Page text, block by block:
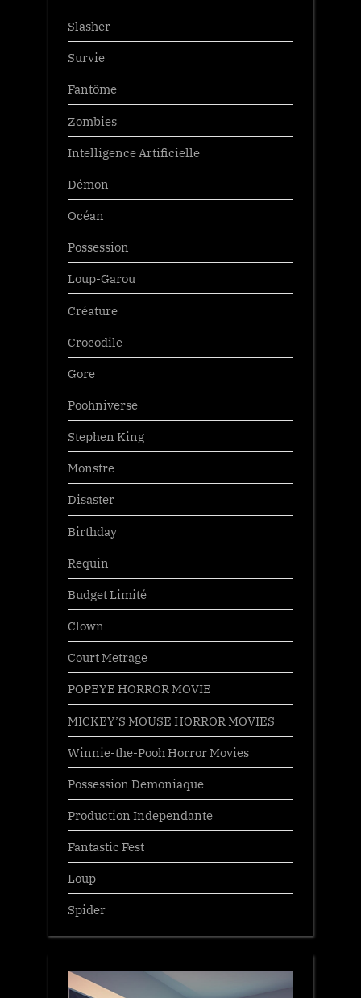
Slasher
Survie
Fantôme
Zombies
Intelligence Artificielle
Démon
Océan
Possession
Loup-Garou
Créature
Crocodile
Gore
Poohniverse
Stephen King
Monstre
Disaster
Birthday
Requin
Budget Limité
Clown
Court Metrage
POPEYE HORROR MOVIE
MICKEY’S MOUSE HORROR MOVIES
Winnie-the-Pooh Horror Movies
Possession Demoniaque
Production Independante
Fantastic Fest
Loup
Spider